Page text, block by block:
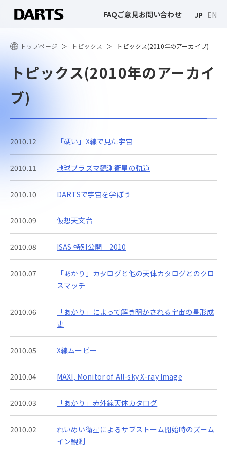
FAQご意見お問い合わせ JP EN
トップページ トピックス トピックス(2010年のアーカイブ)
トピックス(2010年のアーカイ
ブ)
2010.12 「硬い」X線で見た宇宙
2010.11 地球プラズマ観測衛星の軌道
2010.10 DARTSで宇宙を学ぼう
2010.09 仮想天文台
2010.08 ISAS 特別公開 2010
2010.07
「あかり」カタログと他の天体カタログとのクロ
スマッチ
2010.06
「あかり」によって解き明かされる宇宙の星形成
史
2010.05 X線ムービー
2010.04 MAXI, Monitor of All-sky X-ray Image
2010.03 「あかり」赤外線天体カタログ
2010.02
れいめい衛星によるサブストーム開始時のズーム
イン観測